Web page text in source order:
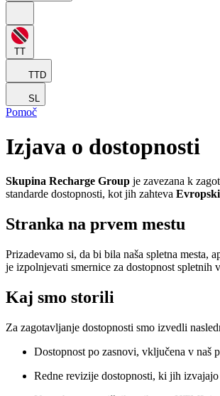
TT
TTD
SL
Pomoč
Izjava o dostopnosti
Skupina Recharge Group je zavezana k
standarde dostopnosti, kot jih zahteva
Stranka na prvem mestu
Prizadevamo si, da bi bila naša spletna
je izpolnjevati smernice za dostopnost
Kaj smo storili
Za zagotavljanje dostopnosti smo izvedli
Dostopnost po zasnovi, vključena v naš
Redne revizije dostopnosti, ki jih